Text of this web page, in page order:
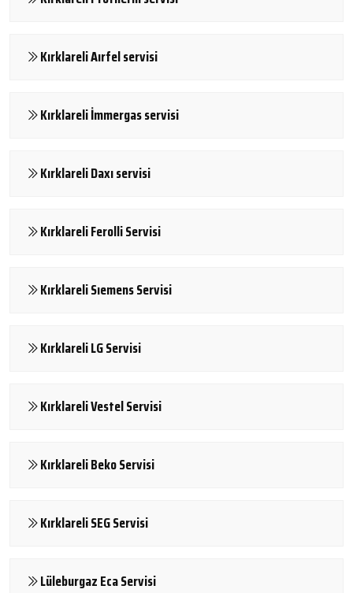
Kırklareli Aırfel servisi
Kırklareli İmmergas servisi
Kırklareli Daxı servisi
Kırklareli Ferolli Servisi
Kırklareli Sıemens Servisi
Kırklareli LG Servisi
Kırklareli Vestel Servisi
Kırklareli Beko Servisi
Kırklareli SEG Servisi
Lüleburgaz Eca Servisi